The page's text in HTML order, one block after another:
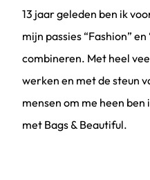
13 jaar geleden ben ik
mijn passies “Fashion”
combineren. Met heel
werken en met de steun
mensen om me heen
met Bags & Beautiful.